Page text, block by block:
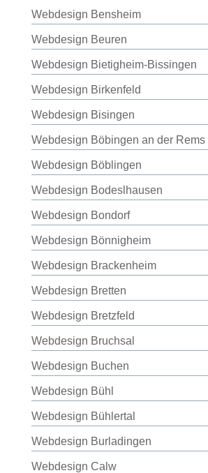
Webdesign Bensheim
Webdesign Beuren
Webdesign Bietigheim-Bissingen
Webdesign Birkenfeld
Webdesign Bisingen
Webdesign Böbingen an der Rems
Webdesign Böblingen
Webdesign Bodeslhausen
Webdesign Bondorf
Webdesign Bönnigheim
Webdesign Brackenheim
Webdesign Bretten
Webdesign Bretzfeld
Webdesign Bruchsal
Webdesign Buchen
Webdesign Bühl
Webdesign Bühlertal
Webdesign Burladingen
Webdesign Calw